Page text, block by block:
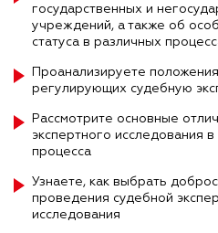
государственных и
учреждений, а также об
статуса в различных
Проанализируете
регулирующих судебную
Рассмотрите основные
экспертного исследования
процесса
Узнаете, как выбрать
проведения судебной
исследования